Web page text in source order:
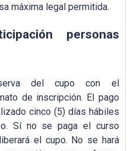
máxima legal permitida.
personas
del cupo con el
de inscripción. El pago
cinco (5) días hábiles
Sí no se paga el curso
el cupo. No se hará